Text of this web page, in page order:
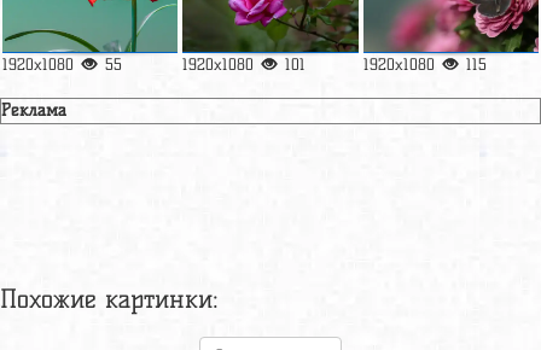
1920x1080 55 1920x1080 101 1920x1080 115
Реклама
Похожие картинки: